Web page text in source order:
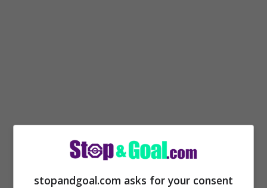
È dalla Germania, precisamente daSky
stopandgoal.com asks for your consent